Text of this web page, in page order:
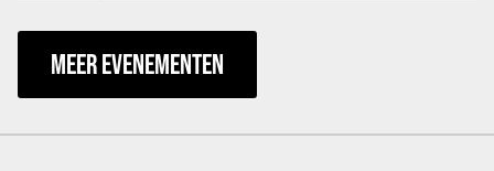
MEER EVENEMENTEN